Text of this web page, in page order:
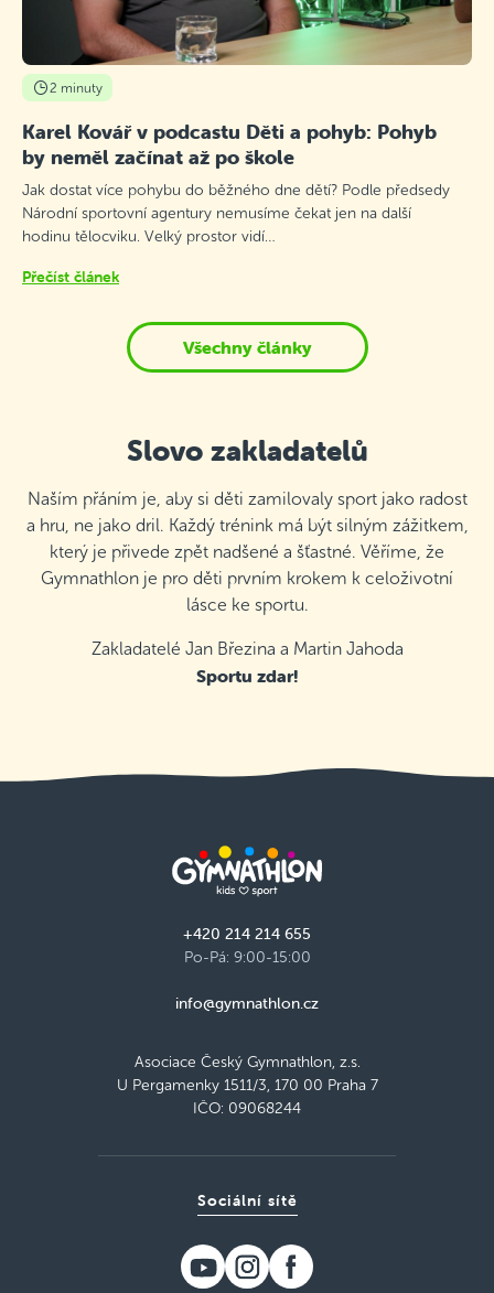
2 minuty
Karel Kovář v podcastu Děti a pohyb: Pohyb
by neměl začínat až po škole
Jak dostat více pohybu do běžného dne dětí? Podle předsedy
Národní sportovní agentury nemusíme čekat jen na další
hodinu tělocviku. Velký prostor vidí…
Přečíst článek
Všechny články
Slovo zakladatelů
Naším přáním je, aby si děti zamilovaly sport jako radost
a hru, ne jako dril. Každý trénink má být silným zážitkem,
který je přivede zpět nadšené a šťastné. Věříme, že
Gymnathlon je pro děti prvním krokem k celoživotní
lásce ke sportu.
Zakladatelé Jan Březina a Martin Jahoda
Sportu zdar!
+420 214 214 655
Po-Pá: 9:00-15:00
info@gymnathlon.cz
Asociace Český Gymnathlon, z.s.
U Pergamenky 1511/3, 170 00 Praha 7
IČO: 09068244
Sociální sítě